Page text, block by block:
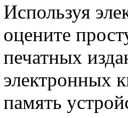
Используя
оцените
печатных
электронных
память